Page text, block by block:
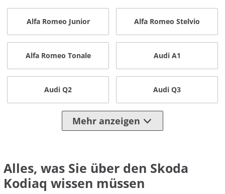
Alfa Romeo Junior Alfa Romeo Stelvio
Alfa Romeo Tonale Audi A1
Audi Q2 Audi Q3
Mehr anzeigen
Alles, was Sie über den Skoda
Kodiaq wissen müssen